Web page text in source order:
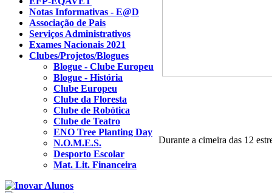
Durante a cimeira das 12
Notas Informativas - E@D
Associação de Pais
Serviços Administrativos
Exames Nacionais 2021
Clubes/Projetos/Blogues
Blogue - Clube Europeu
Blogue - História
Clube Europeu
Clube da Floresta
Clube de Robótica
Clube de Teatro
ENO Tree Planting Day
N.O.M.E.S.
Desporto Escolar
Mat. Lit. Financeira